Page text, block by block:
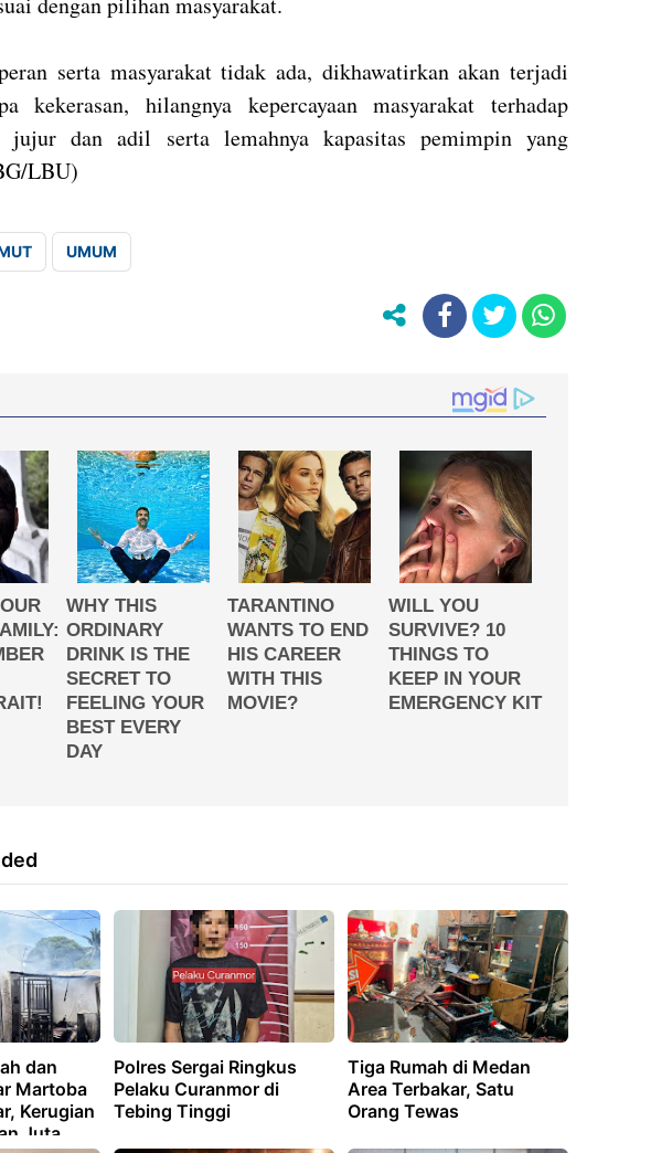
serta masyarakat tidak ada, dikhawatirkan akan terjadi
kekerasan, hilangnya kepercayaan masyarakat terhadap
jujur dan adil serta lemahnya kapasitas pemimpin yang
LBU)
UMUM
dan
Martoba
Kerugian
Juta
Polres Sergai Ringkus
Pelaku Curanmor di
Tebing Tinggi
Tiga Rumah di Medan
Area Terbakar, Satu
Orang Tewas